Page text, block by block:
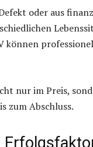
oder aus
können
nur im Preis,
zum Abschluss.